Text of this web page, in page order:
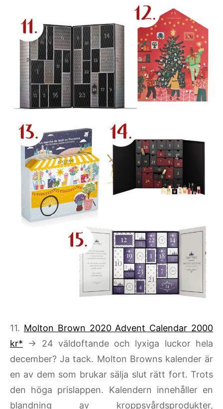
11. Molton Brown 2020 Advent Calendar 2000
kr* → 24 väldoftande och lyxiga luckor hela
december? Ja tack. Molton Browns kalender är
en av dem som brukar sälja slut rätt fort. Trots
den höga prislappen. Kalendern innehåller en
blandning av kroppsvårdsprodukter,